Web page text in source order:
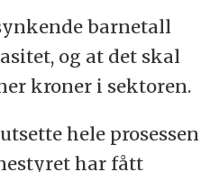
barnetall
og at det skal
kroner i sektoren.
hele prosessen
har fått